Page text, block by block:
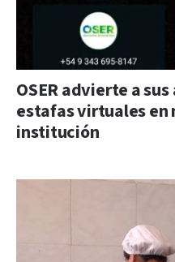
OSER advierte a
estafas virtuales en
institución